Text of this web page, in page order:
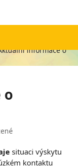
informace o
situaci výskytu
kontaktu